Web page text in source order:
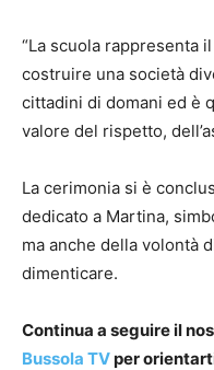
“La scuola rappresenta
costruire una società
cittadini di domani ed è
valore del rispetto,
La cerimonia si è
dedicato a Martina,
ma anche della volontà
dimenticare.
Continua a seguire il
Bussola TVper